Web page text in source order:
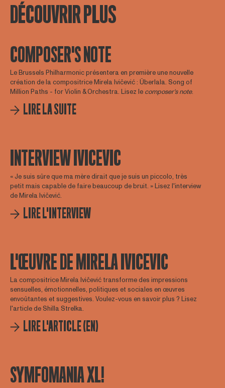
DÉCOUVRIR PLUS
COMPOSER'S NOTE
Le Brussels Philharmonic présentera en première une nouvelle
création de la compositrice Mirela Ivičević : Überlala. Song of
Million Paths - for Violin & Orchestra. Lisez le composer's note.
LIRE LA SUITE
INTERVIEW IVICEVIC
« Je suis sûre que ma mère dirait que je suis un piccolo, très
petit mais capable de faire beaucoup de bruit. » Lisez l'interview
de Mirela Ivičević.
LIRE L'INTERVIEW
L'ŒUVRE DE MIRELA IVICEVIC
La compositrice Mirela Ivičević transforme des impressions
sensuelles, émotionnelles, politiques et sociales en œuvres
envoûtantes et suggestives. Voulez-vous en savoir plus ? Lisez
l'article de Shilla Strelka.
LIRE L'ARTICLE (EN)
SYMFOMANIA XL!